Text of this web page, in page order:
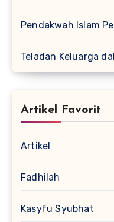
Pendakwah Islam
Teladan Keluarga
Artikel Favorit
Artikel
Fadhilah
Kasyfu Syubhat